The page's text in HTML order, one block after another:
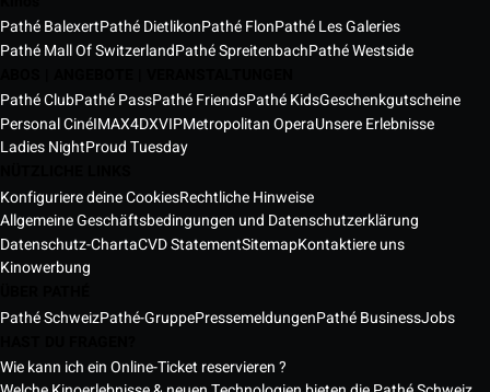
Pathé BalexertPathé DietlikonPathé FlonPathé Les Galeries
Pathé Mall Of SwitzerlandPathé SpreitenbachPathé Westside
Pathé ClubPathé PassPathé FriendsPathé KidsGeschenkgutscheine
Personal CinéIMAX4DXVIPMetropolitan OperaUnsere Erlebnisse
Ladies NightProud Tuesday
Konfiguriere deine CookiesRechtliche Hinweise
Allgemeine Geschäftsbedingungen und Datenschutzerklärung
Datenschutz-ChartaCVD StatementSitemapKontaktiere uns
Kinowerbung
Pathé SchweizPathé-GruppePressemeldungenPathé BusinessJobs
Wie kann ich ein Online-Ticket reservieren ?